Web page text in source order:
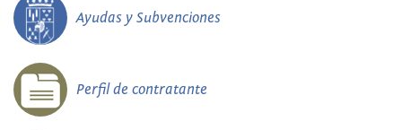
Ayudas y Subvenciones
Perfil de contratante